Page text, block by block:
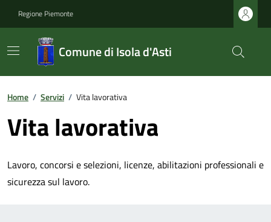
Regione Piemonte
Comune di Isola d'Asti
Home / Servizi / Vita lavorativa
Vita lavorativa
Lavoro, concorsi e selezioni, licenze, abilitazioni professionali e
sicurezza sul lavoro.